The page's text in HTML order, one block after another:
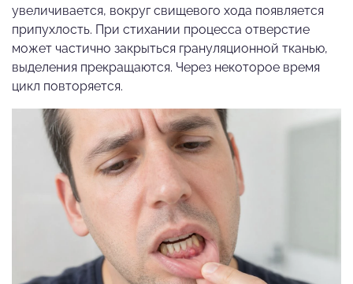
увеличивается, вокруг свищевого хода появляется
припухлость. При стихании процесса отверстие
может частично закрыться грануляционной тканью,
выделения прекращаются. Через некоторое время
цикл повторяется.